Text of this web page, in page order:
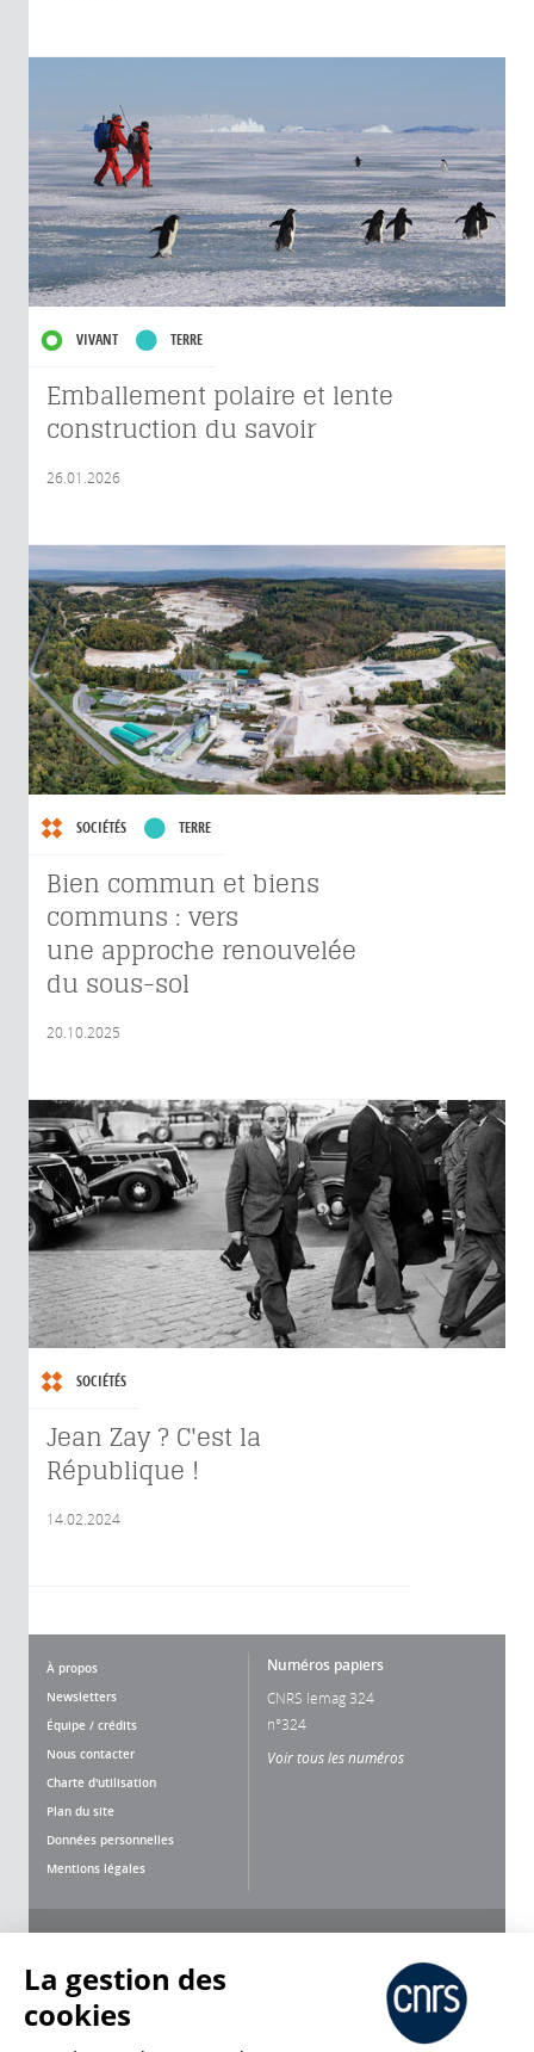
VIVANT TERRE
Emballement polaire et lente
construction du savoir
26.01.2026
SOCIÉTÉS TERRE
Bien commun et biens
communs : vers
une approche renouvelée
du sous-sol
20.10.2025
SOCIÉTÉS
Jean Zay ? C'est la
République !
14.02.2024
À propos
Newsletters
Équipe / crédits
Nous contacter
Charte d'utilisation
Plan du site
Données personnelles
Mentions légales
Numéros papiers
CNRS lemag 324
n°324
Voir tous les numéros
La gestion des
cookies